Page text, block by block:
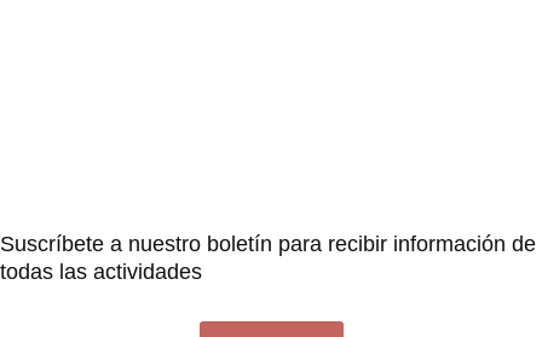
Suscríbete a nuestro boletín para recibir información de
todas las actividades